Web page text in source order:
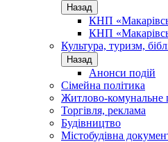
Назад
КНП
КНП
Культура, туризм,
Назад
Анонси подій
Сімейна політика
Житлово-комунальне
Торгівля, реклама
Будівництво
Містобудівна